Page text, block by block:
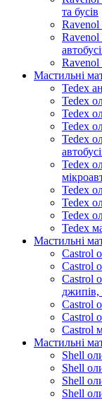
та бусів
Ravenol
Ravenol
Ravenol
Мастильні
Tedex
Tedex
Tedex
Tedex
Tedex
Tedex
Tedex
Tedex
Tedex
Tedex
Мастильні
Castrol
Castrol
Castrol
джипів,
Castrol
Castrol
Castrol
Мастильні
Shell
Shell
Shell
Shell